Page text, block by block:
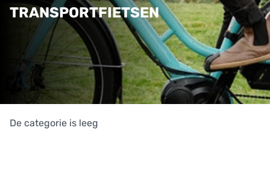
TRANSPORTFIETSEN
De categorie is leeg